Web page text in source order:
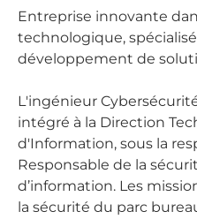
Entreprise innovante
technologique,
développement de
L'ingénieur
intégré à la Direction
d'Information, sous la
Responsable de la
d’information. Les
la sécurité du parc